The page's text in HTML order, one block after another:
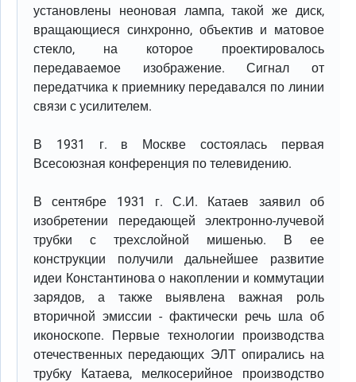
установлены неоновая лампа, такой же диск,
вращающиеся синхронно, объектив и матовое
стекло, на которое проектировалось
передаваемое изображение. Сигнал от
передатчика к приемнику передавался по линии
связи с усилителем.
В 1931 г. в Москве состоялась первая
Всесоюзная конференция по телевидению.
В сентябре 1931 г. С.И. Катаев заявил об
изобретении передающей электронно-лучевой
трубки с трехслойной мишенью. В ее
конструкции получили дальнейшее развитие
идеи Константинова о накоплении и коммутации
зарядов, а также выявлена важная роль
вторичной эмиссии - фактически речь шла об
иконоскопе. Первые технологии производства
отечественных передающих ЭЛТ опирались на
трубку Катаева, мелкосерийное производство